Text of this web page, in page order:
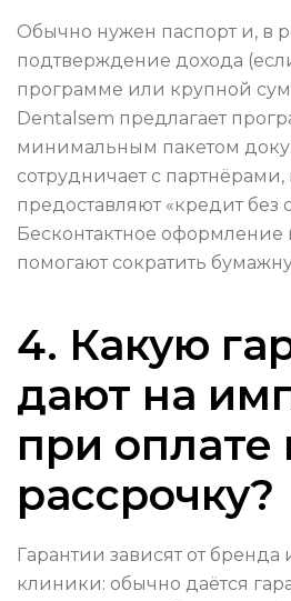
Обычно нужен паспорт и, в
подтверждение дохода
программе или крупной
Dentalsem предлагает
минимальным пакетом
сотрудничает с партнёрами,
предоставляют «кредит без
Бесконтактное оформление
помогают сократить
4. Какую
дают на
при оплате
рассрочку?
Гарантии зависят от
клиники: обычно даётся